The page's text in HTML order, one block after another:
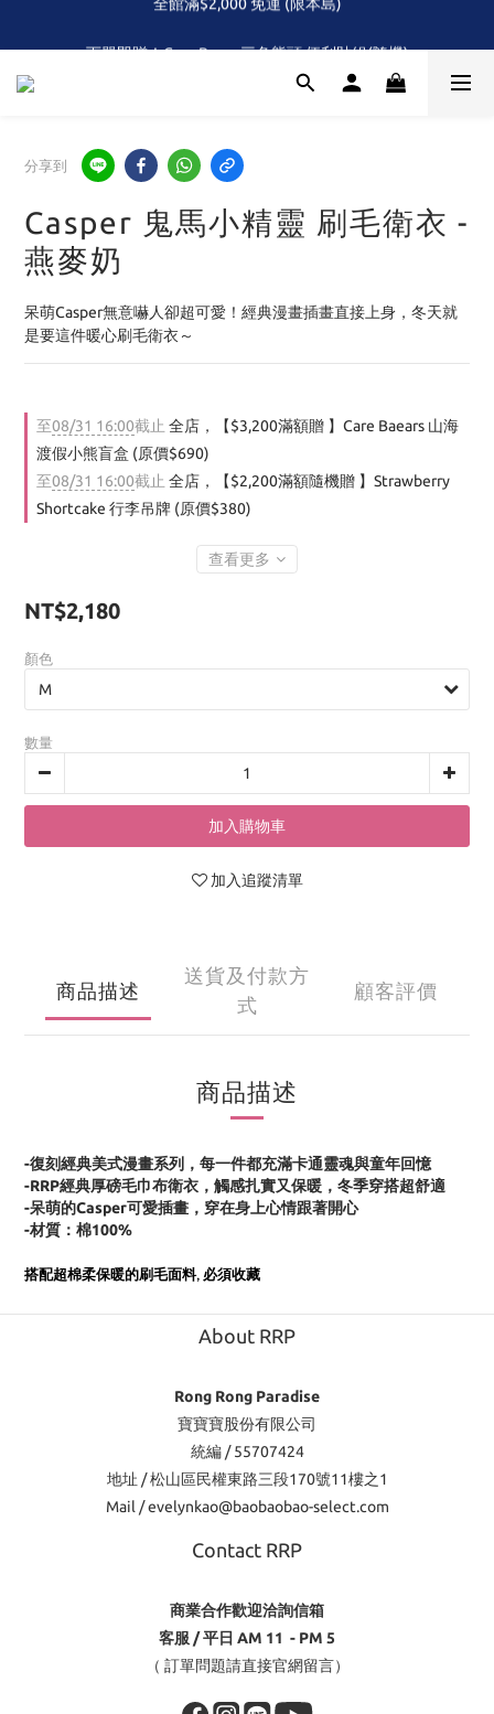
下單即贈！Care Bears 三色熊頭 便利貼組(隨機)
首次！！滿額再送Care Baears 山海渡假小熊盲包
分享到
Casper 鬼馬小精靈 刷毛衛衣 -
燕麥奶
呆萌Casper無意嚇人卻超可愛！經典漫畫插畫直接上身，冬天就
是要這件暖心刷毛衛衣～
至08/31 16:00截止 全店，【$3,200滿額贈 】Care Baears 山海
渡假小熊盲盒 (原價$690)
至08/31 16:00截止 全店，【$2,200滿額隨機贈 】Strawberry
Shortcake 行李吊牌 (原價$380)
查看更多
NT$2,180
顏色
數量
加入購物車
加入追蹤清單
商品描述
送貨及付款方
式
顧客評價
商品描述
-復刻經典美式漫畫系列，每一件都充滿卡通靈魂與童年回憶
-RRP經典厚磅毛巾布衛衣，觸感扎實又保暖，冬季穿搭超舒適
-呆萌的Casper可愛插畫 ， 穿在身上心情跟著開心
-材質 ： 棉100%
搭配超棉柔保暖的刷毛面料, 必須收藏
About RRP
Rong Rong Paradise
寶寶寶股份有限公司
統編 / 55707424
地址 / 松山區民權東路三段170號11樓之1
Mail / evelynkao@baobaobao-select.com
Contact RRP
商業合作歡迎洽詢信箱
客服 / 平日 AM 11 - PM 5
（ 訂單問題請直接官網留言）